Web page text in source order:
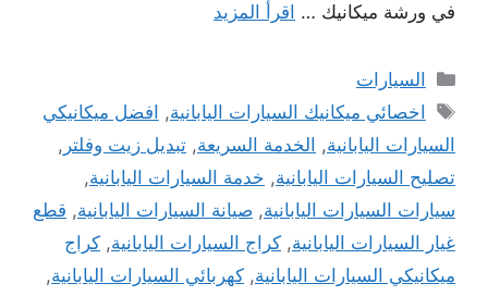
في ورشة ميكانيك … اقرأ المزيد
التصنيفات
السيارات
الوسوم
اخصائي ميكانيك السيارات اليابانية, افضل ميكانيكي
السيارات اليابانية, الخدمة السريعة, تبديل زيت وفلتر ,
تصليح السيارات اليابانية, خدمة السيارات اليابانية,
سيارات السيارات اليابانية, صيانة السيارات اليابانية, قطع
غيار السيارات اليابانية, كراج السيارات اليابانية, كراج
ميكانيكي السيارات اليابانية, كهربائي السيارات اليابانية,